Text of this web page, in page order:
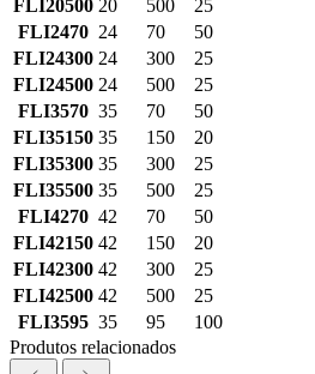
FLI20500 20 500
25
FLI2470 24 70
50
FLI24300 24 300
25
FLI24500 24 500
25
FLI3570 35 70
50
FLI35150 35 150
20
FLI35300 35 300
25
FLI35500 35 500
25
FLI4270 42 70
50
FLI42150 42 150
20
FLI42300 42 300
25
FLI42500 42 500
25
FLI3595 35 95
100
Produtos relacionados